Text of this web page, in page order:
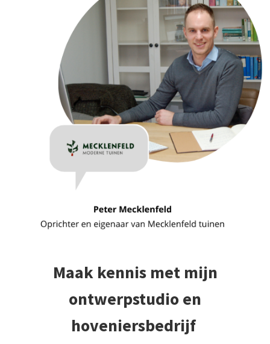
Maak kennis met mijn
ontwerpstudio en
hoveniersbedrijf